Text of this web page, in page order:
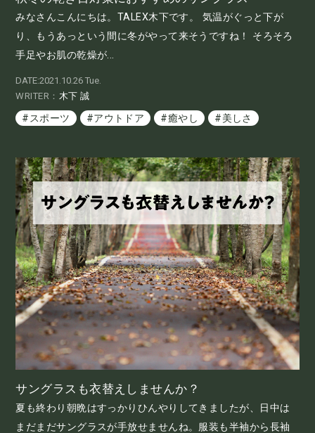
みなさんこんにちは。TALEX木下です。 気温がぐっと下が
り、もうあっという間に冬がやって来そうですね！ そろそろ
手足やお肌の乾燥が...
DATE:2021.10.26 Tue.
WRITER： 木下 誠
#スポーツ #アウトドア #癒やし #美しさ
サングラスも衣替えしませんか？
夏も終わり朝晩はすっかりひんやりしてきましたが、日中は
まだまだサングラスが手放せませんね。服装も半袖から長袖